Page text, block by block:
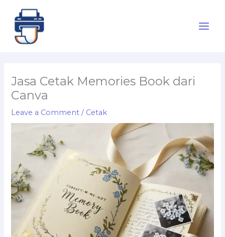
content
Jasa Cetak Memories Book dari
Canva
Leave a Comment / Cetak